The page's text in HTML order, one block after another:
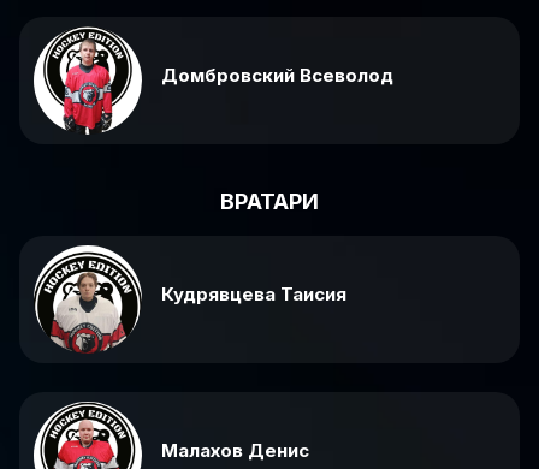
Домбровский Всеволод
ВРАТАРИ
Кудрявцева Таисия
Малахов Денис